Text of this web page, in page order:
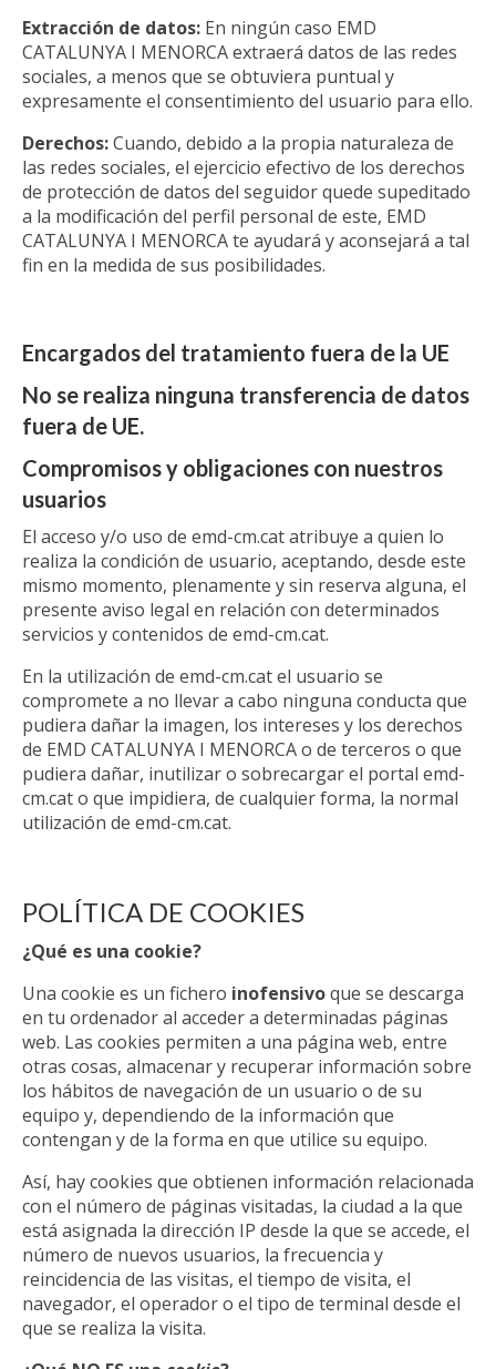
Extracción de datos: En ningún caso EMD
CATALUNYA I MENORCA extraerá datos de las redes
sociales, a menos que se obtuviera puntual y
expresamente el consentimiento del usuario para ello.
Derechos:Cuando, debido a la propia naturaleza de
las redes sociales, el ejercicio efectivo de los derechos
de protección de datos del seguidor quede supeditado
a la modificación del perfil personal de este, EMD
CATALUNYA I MENORCA te ayudará y aconsejará a tal
fin en la medida de sus posibilidades.
Encargados del tratamiento fuera de la UE
No se realiza ninguna transferencia de datos
fuera de UE.
Compromisos y obligaciones con nuestros
usuarios
El acceso y/o uso de emd-cm.cat atribuye a quien lo
realiza la condición de usuario, aceptando, desde este
mismo momento, plenamente y sin reserva alguna, el
presente aviso legal en relación con determinados
servicios y contenidos de emd-cm.cat.
En la utilización de emd-cm.cat el usuario se
compromete a no llevar a cabo ninguna conducta que
pudiera dañar la imagen, los intereses y los derechos
de EMD CATALUNYA I MENORCA o de terceros o que
pudiera dañar, inutilizar o sobrecargar el portal emd-
cm.cat o que impidiera, de cualquier forma, la normal
utilización de emd-cm.cat.
POLÍTICA DE COOKIES
¿Qué es una cookie?
Una cookie es un fichero inofensivoque se descarga
en tu ordenador al acceder a determinadas páginas
web. Las cookies permiten a una página web, entre
otras cosas, almacenar y recuperar información sobre
los hábitos de navegación de un usuario o de su
equipo y, dependiendo de la información que
contengan y de la forma en que utilice su equipo.
Así, hay cookies que obtienen información relacionada
con el número de páginas visitadas, la ciudad a la que
está asignada la dirección IP desde la que se accede, el
número de nuevos usuarios, la frecuencia y
reincidencia de las visitas, el tiempo de visita, el
navegador, el operador o el tipo de terminal desde el
que se realiza la visita.